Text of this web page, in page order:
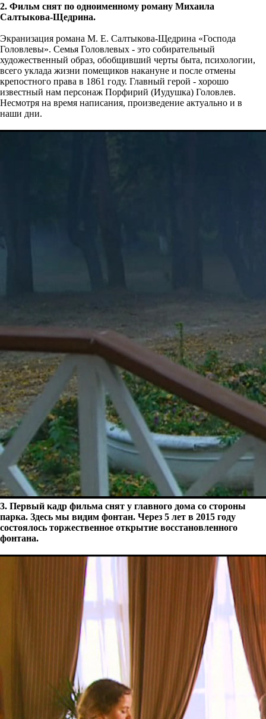
2. Фильм снят по одноименному роману Михаила
Салтыкова-Щедрина.
Экранизация романа М. Е. Салтыкова-Щедрина «Господа
Головлевы». Семья Головлевых - это собирательный
художественный образ, обобщивший черты быта, психологии,
всего уклада жизни помещиков накануне и после отмены
крепостного права в 1861 году. Главный герой - хорошо
известный нам персонаж Порфирий (Иудушка) Головлев.
Несмотря на время написания, произведение актуально и в
наши дни.
3. Первый кадр фильма снят у главного дома со стороны
парка. Здесь мы видим фонтан. Через 5 лет в 2015 году
состоялось торжественное открытие восстановленного
фонтана.